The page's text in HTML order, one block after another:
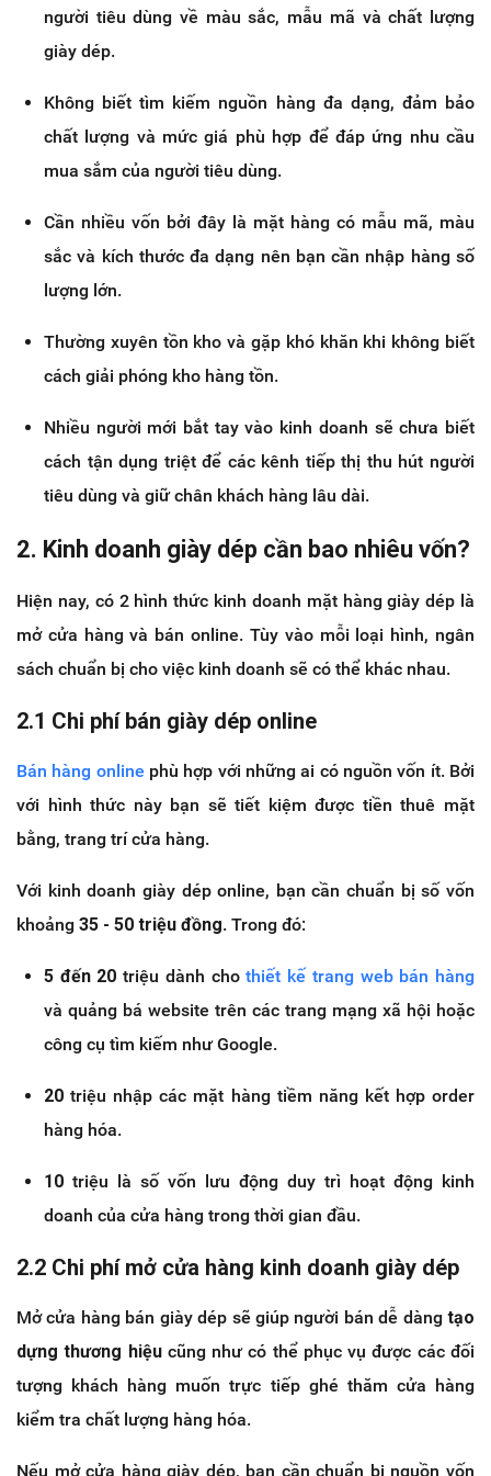
người tiêu dùng về màu sắc, mẫu mã và chất lượng
giày dép.
Không biết tìm kiếm nguồn hàng đa dạng, đảm bảo
chất lượng và mức giá phù hợp để đáp ứng nhu cầu
mua sắm của người tiêu dùng.
Cần nhiều vốn bởi đây là mặt hàng có mẫu mã, màu
sắc và kích thước đa dạng nên bạn cần nhập hàng số
lượng lớn.
Thường xuyên tồn kho và gặp khó khăn khi không biết
cách giải phóng kho hàng tồn.
Nhiều người mới bắt tay vào kinh doanh sẽ chưa biết
cách tận dụng triệt để các kênh tiếp thị thu hút người
tiêu dùng và giữ chân khách hàng lâu dài.
2. Kinh doanh giày dép cần bao nhiêu vốn?
Hiện nay, có 2 hình thức kinh doanh mặt hàng giày dép là
mở cửa hàng và bán online. Tùy vào mỗi loại hình, ngân
sách chuẩn bị cho việc kinh doanh sẽ có thể khác nhau.
2.1 Chi phí bán giày dép online
Bán hàng online phù hợp với những ai có nguồn vốn ít. Bởi
với hình thức này bạn sẽ tiết kiệm được tiền thuê mặt
bằng, trang trí cửa hàng.
Với kinh doanh giày dép online, bạn cần chuẩn bị số vốn
khoảng 35 - 50 triệu đồng. Trong đó:
5 đến 20 triệu dành chothiết kế trang web bán hàng
và quảng bá website trên các trang mạng xã hội hoặc
công cụ tìm kiếm như Google.
20 triệu nhập các mặt hàng tiềm năng kết hợp order
hàng hóa.
10 triệu là số vốn lưu động duy trì hoạt động kinh
doanh của cửa hàng trong thời gian đầu.
2.2 Chi phí mở cửa hàng kinh doanh giày dép
Mở cửa hàng bán giày dép sẽ giúp người bán dễ dàng tạo
dựng thương hiệucũng như có thể phục vụ được các đối
tượng khách hàng muốn trực tiếp ghé thăm cửa hàng
kiểm tra chất lượng hàng hóa.
Nếu mở cửa hàng giày dép, bạn cần chuẩn bị nguồn vốn